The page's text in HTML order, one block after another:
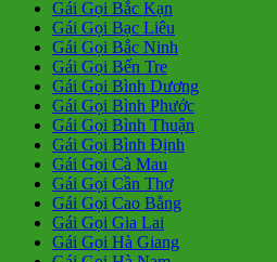
Gái Gọi Bắc Kạn
Gái Gọi Bạc Liêu
Gái Gọi Bắc Ninh
Gái Gọi Bến Tre
Gái Gọi Bình Dương
Gái Gọi Bình Phước
Gái Gọi Bình Thuận
Gái Gọi Bình Định
Gái Gọi Cà Mau
Gái Gọi Cần Thơ
Gái Gọi Cao Bằng
Gái Gọi Gia Lai
Gái Gọi Hà Giang